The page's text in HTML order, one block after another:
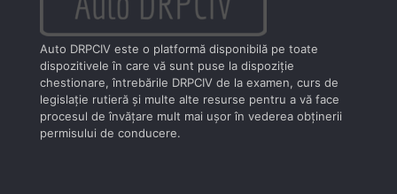
Auto DRPCIV este o platformă disponibilă pe toate
dispozitivele în care vă sunt puse la dispoziţie
chestionare, întrebările DRPCIV de la examen, curs de
legislaţie rutieră şi multe alte resurse pentru a vă face
procesul de învăţare mult mai uşor în vederea obţinerii
permisului de conducere.